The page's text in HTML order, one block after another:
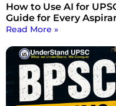
How to Use AI for
Guide for Every
Read More »